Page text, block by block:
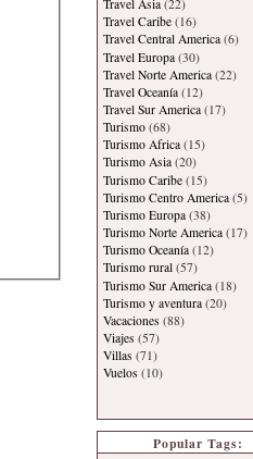
Travel Asia (22)
Travel Caribe (16)
Travel Central America (6)
Travel Europa (30)
Travel Norte America (22)
Travel Oceanía (12)
Travel Sur America (17)
Turismo (68)
Turismo Africa (15)
Turismo Asia (20)
Turismo Caribe (15)
Turismo Centro America (5)
Turismo Europa (38)
Turismo Norte America (17)
Turismo Oceanía (12)
Turismo rural (57)
Turismo Sur America (18)
Turismo y aventura (20)
Vacaciones (88)
Viajes (57)
Villas (71)
Vuelos (10)
Popular Tags: